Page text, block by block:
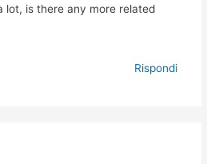
lot, is there any more related
Rispondi